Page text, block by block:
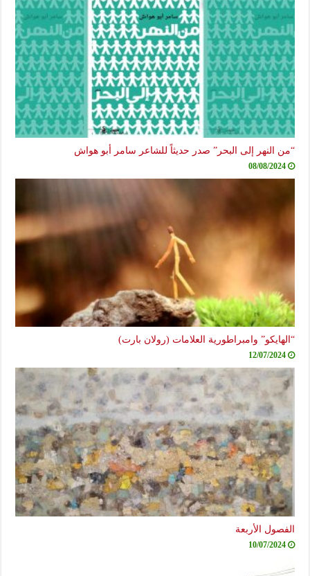
“من النهر إلى البحر” صدر حديثاً للشاعر سامر أبو هواش
08/08/2024
“الهايكو” وامبراطورية العلامات (رولان بارت)
12/07/2024
الفصول الأربعة
10/07/2024